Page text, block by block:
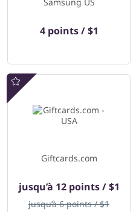
4 points / $1
Giftcards.com
jusqu’à 12 points / $1
jusqu’à6 points / $1
Offres spéciales